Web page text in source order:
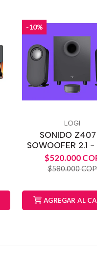
-10%
LOGI
SONIDO
SOWOOFER 2.1 -
$520.000
$580.000 COP
AGREGAR AL